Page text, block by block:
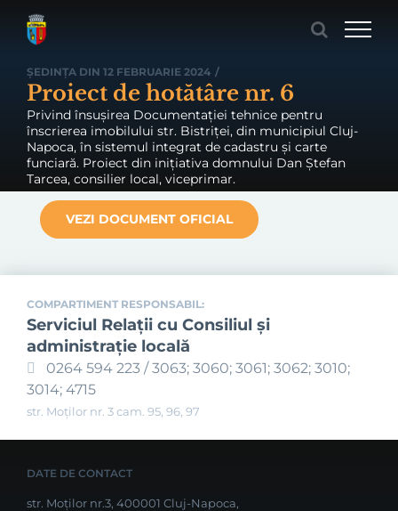
ȘEDINȚA DIN 12 FEBRUARIE 2024 /
Proiect de hotătâre nr. 6
Privind însușirea Documentației tehnice pentru
înscrierea imobilului str. Bistriței, din municipiul Cluj-
Napoca, în sistemul integrat de cadastru și carte
funciară. Proiect din inițiativa domnului Dan Ștefan
Tarcea, consilier local, viceprimar.
VEZI DOCUMENT OFICIAL
COMPARTIMENT RESPONSABIL:
Serviciul Relaţii cu Consiliul şi
administraţie locală
0264 594 223 / 3063; 3060; 3061; 3062; 3010;
3014; 4715
str. Moților nr. 3 cam. 95, 96, 97
DATE DE CONTACT
str. Moților nr.3, 400001 Cluj-Napoca,